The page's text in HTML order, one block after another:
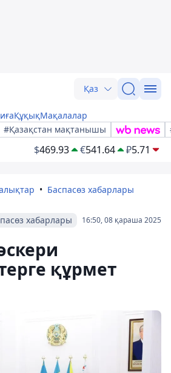
Қаз
ҚұқықМақалалар
#Қазақстан мақтанышы
$469.93 €541.64 ₽5.71
Баспасөз хабарлары
16:50, 08 қараша 2025
хабарлары
құрмет